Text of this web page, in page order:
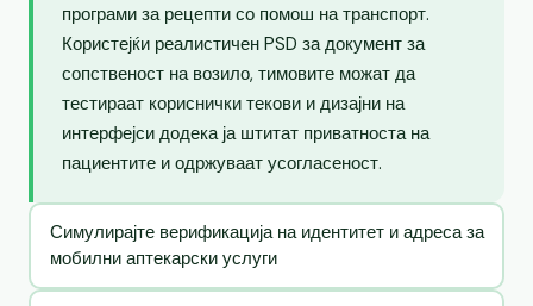
програми за рецепти со помош на транспорт.
Користејќи реалистичен PSD за документ за
сопственост на возило, тимовите можат да
тестираат кориснички текови и дизајни на
интерфејси додека ја штитат приватноста на
пациентите и одржуваат усогласеност.
Симулирајте верификација на идентитет и адреса за
мобилни аптекарски услуги